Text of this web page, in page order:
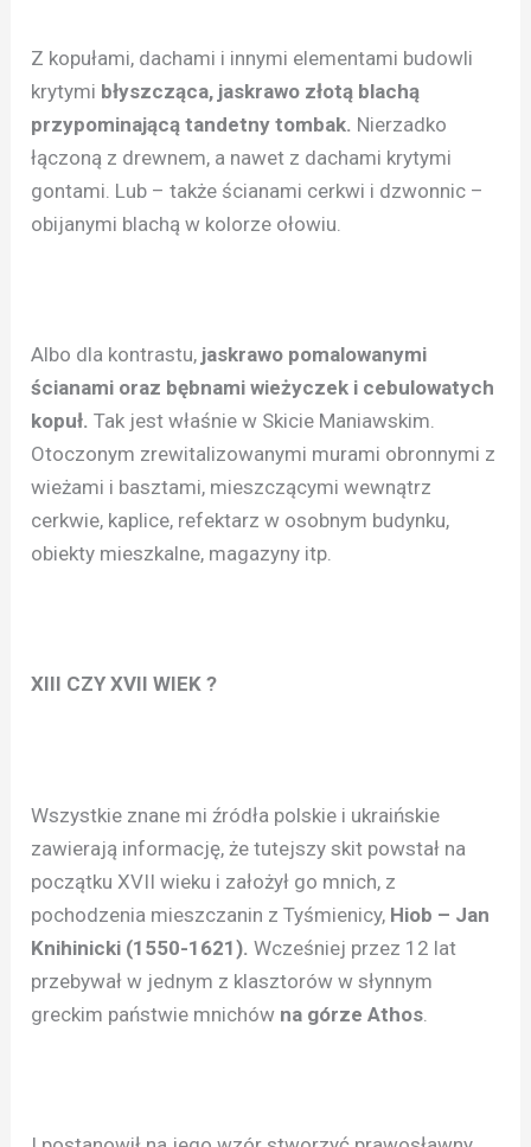
Z kopułami, dachami i innymi elementami budowli
krytymi błyszcząca, jaskrawo złotą blachą
przypominającą tandetny tombak. Nierzadko
łączoną z drewnem, a nawet z dachami krytymi
gontami. Lub – także ścianami cerkwi i dzwonnic –
obijanymi blachą w kolorze ołowiu.
Albo dla kontrastu, jaskrawo pomalowanymi
ścianami oraz bębnami wieżyczek i cebulowatych
kopuł. Tak jest właśnie w Skicie Maniawskim.
Otoczonym zrewitalizowanymi murami obronnymi z
wieżami i basztami, mieszczącymi wewnątrz
cerkwie, kaplice, refektarz w osobnym budynku,
obiekty mieszkalne, magazyny itp.
XIII CZY XVII WIEK ?
Wszystkie znane mi źródła polskie i ukraińskie
zawierają informację, że tutejszy skit powstał na
początku XVII wieku i założył go mnich, z
pochodzenia mieszczanin z Tyśmienicy, Hiob – Jan
Knihinicki (1550-1621). Wcześniej przez 12 lat
przebywał w jednym z klasztorów w słynnym
greckim państwie mnichów na górze Athos